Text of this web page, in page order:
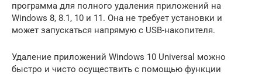
программа для полного удаления приложений на
Windows 8, 8.1, 10 и 11. Она не требует установки и
может запускаться напрямую с USB-накопителя.
Удаление приложений Windows 10 Universal можно
быстро и чисто осуществить с помощью функции